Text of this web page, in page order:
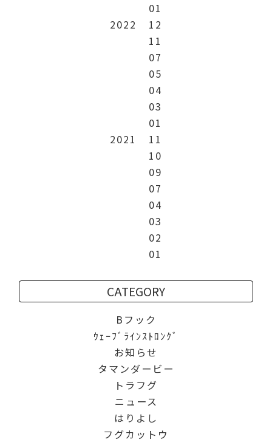
01
2022
12
11
07
05
04
03
01
2021
11
10
09
07
04
03
02
01
CATEGORY
Bフック
ｳｪｰﾌﾞﾗｲﾝｽﾄﾛﾝｸﾞ
お知らせ
タマンダービー
トラフグ
ニュース
はりよし
フグカットウ